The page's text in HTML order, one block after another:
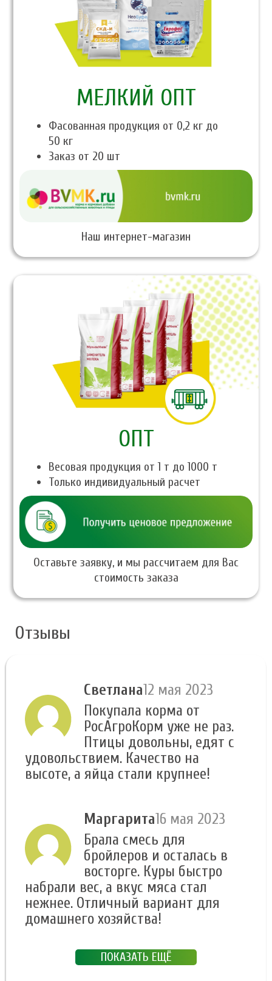
МЕЛКИЙ ОПТ
Фасованная продукция от 0,2 кг до
50 кг
Заказ от 20 шт
Наш интернет-магазин
ОПТ
Весовая продукция от 1 т до 1000 т
Только индивидуальный расчет
Оставьте заявку, и мы рассчитаем для Вас
стоимость заказа
Отзывы
Светлана12 мая 2023
Покупала корма от
РосАгроКорм уже не раз.
Птицы довольны, едят с
удовольствием. Качество на
высоте, а яйца стали крупнее!
Маргарита16 мая 2023
Брала смесь для
бройлеров и осталась в
восторге. Куры быстро
набрали вес, а вкус мяса стал
нежнее. Отличный вариант для
домашнего хозяйства!
ПОКАЗАТЬ ЕЩЁ